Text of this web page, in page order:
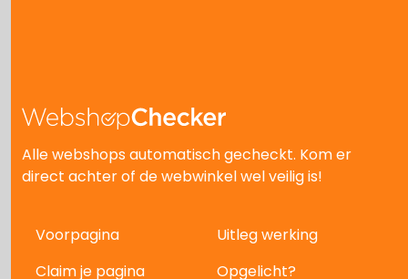
Alle webshops automatisch gecheckt. Kom er
direct achter of de webwinkel wel veilig is!
Voorpagina
Uitleg werking
Claim je pagina
Opgelicht?